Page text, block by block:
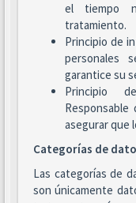
el tiempo
tratamiento.
Principio de
personales
garantice su
Principio
asegurar que
Categorías de
Las categorías de
son únicamente